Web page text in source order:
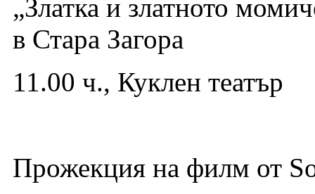
„Златка и златното
в Стара Загора
11.00 ч., Куклен театър
Прожекция на филм от